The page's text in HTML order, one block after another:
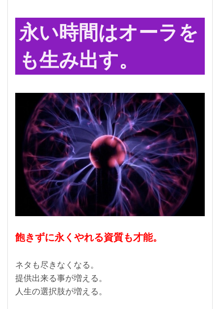
永い時間はオーラを
も生み出す。
飽きずに永くやれる資質も才能。
ネタも尽きなくなる。
提供出来る事が増える。
人生の選択肢が増える。